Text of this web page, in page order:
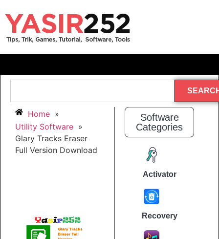
Home »
Utility Software »
Glary Tracks Eraser
Full Version Download
Software
Categories
Activator
Recovery